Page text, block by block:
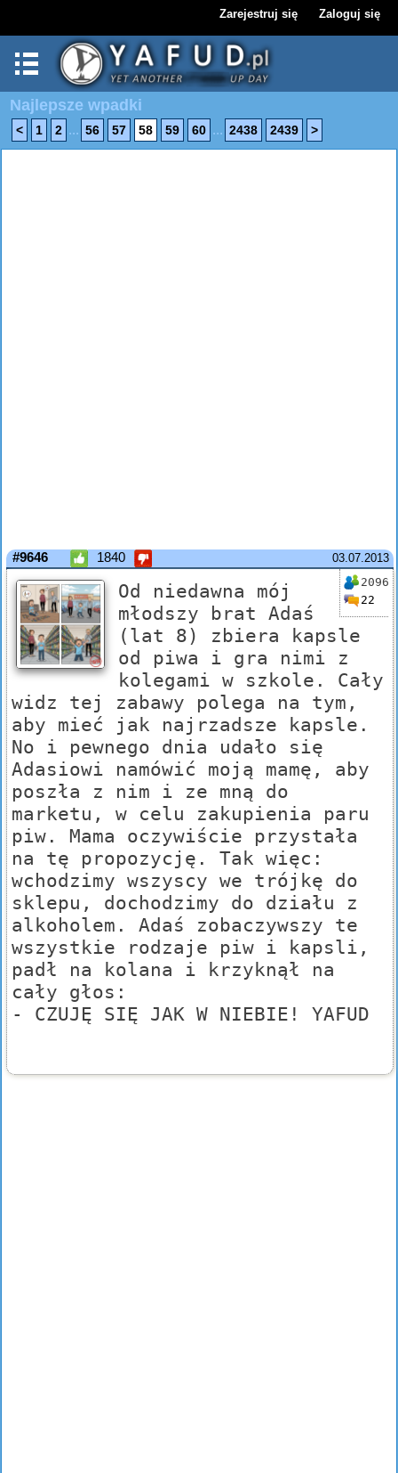
Zarejestruj się Zaloguj się
Najlepsze wpadki
< 1 2 ... 56 57 58 59 60 ... 2438 2439 >
03.07.2013
#9646 1840
2096
22
Od niedawna mój
młodszy brat Adaś
(lat 8) zbiera kapsle
od piwa i gra nimi z
kolegami w szkole. Cały
widz tej zabawy polega na tym,
aby mieć jak najrzadsze kapsle.
No i pewnego dnia udało się
Adasiowi namówić moją mamę, aby
poszła z nim i ze mną do
marketu, w celu zakupienia paru
piw. Mama oczywiście przystała
na tę propozycję. Tak więc:
wchodzimy wszyscy we trójkę do
sklepu, dochodzimy do działu z
alkoholem. Adaś zobaczywszy te
wszystkie rodzaje piw i kapsli,
padł na kolana i krzyknął na
cały głos:
- CZUJĘ SIĘ JAK W NIEBIE! YAFUD